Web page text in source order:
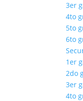
3er
4to
5to
6to
1er
2do
3er
4to